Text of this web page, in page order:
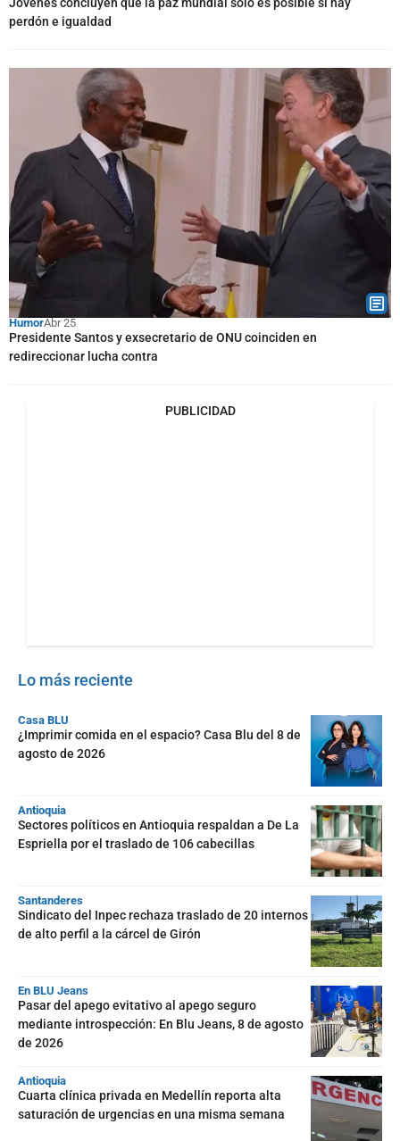
perdón e igualdad
HumorAbr 25
Presidente Santos y exsecretario de ONU coinciden en
redireccionar lucha contra
PUBLICIDAD
Lo más reciente
Casa BLU
¿Imprimir comida en el espacio? Casa Blu del 8 de
agosto de 2026
Antioquia
Sectores políticos en Antioquia respaldan a De La
Espriella por el traslado de 106 cabecillas
Santanderes
Sindicato del Inpec rechaza traslado de 20 internos
de alto perfil a la cárcel de Girón
En BLU Jeans
Pasar del apego evitativo al apego seguro
mediante introspección: En Blu Jeans, 8 de agosto
de 2026
Antioquia
Cuarta clínica privada en Medellín reporta alta
saturación de urgencias en una misma semana